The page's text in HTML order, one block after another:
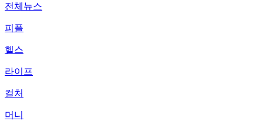
전체뉴스
피플
헬스
라이프
컬처
머니